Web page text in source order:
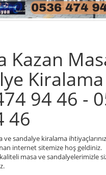
Kazan
Kiralama
94 46 -
46
ve sandalye kiralama
internet sitemize hoş geldiniz.
masa ve sandalyelerimizle